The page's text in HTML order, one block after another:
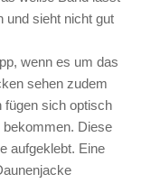
und sieht nicht gut
wenn es um das
sehen zudem
fügen sich optisch
bekommen. Diese
aufgeklebt. Eine